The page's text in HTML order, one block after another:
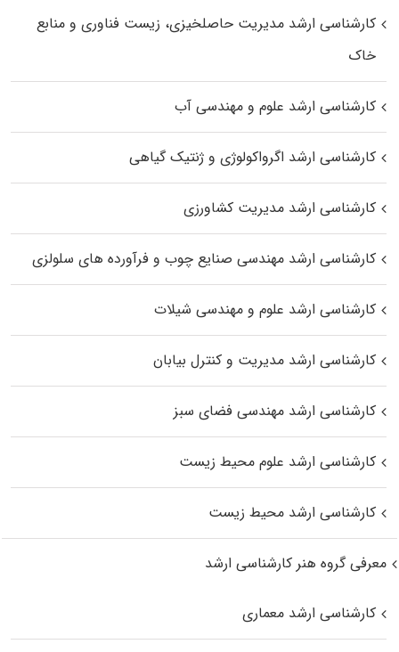
کارشناسی ارشد مدیریت حاصلخیزی، زیست فناوری و منابع
خاک
کارشناسی ارشد علوم و مهندسی آب
کارشناسی ارشد اگرواکولوژی و ژنتیک گیاهی
کارشناسی ارشد مدیریت کشاورزی
کارشناسی ارشد مهندسی صنایع چوب و فرآورده‌ های سلولزی
کارشناسی ارشد علوم و مهندسی شیلات
کارشناسی ارشد مدیریت و کنترل بیابان
کارشناسی ارشد مهندسی فضای سبز
کارشناسی ارشد علوم محیط‌ زیست
کارشناسی ارشد محیط زیست
معرفی گروه هنر کارشناسی ارشد
کارشناسی ارشد معماری